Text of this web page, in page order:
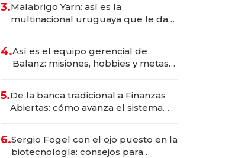
prepara apertura
3.Malabrigo Yarn: así es la
multinacional uruguaya que le da
4.Así es el equipo gerencial de
Balanz: misiones, hobbies y metas
5.De la banca tradicional a Finanzas
Abiertas: cómo avanza el sistema
6.Sergio Fogel con el ojo puesto en la
biotecnología: consejos para